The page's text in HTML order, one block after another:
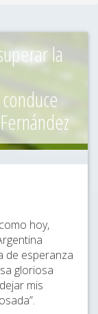
la
hoy,
de esperanza
gloriosa
mis